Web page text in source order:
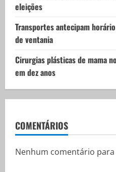
eleições
Transportes antecipam
de ventania
Cirurgias plásticas de mama
em dez anos
COMENTÁRIOS
Nenhum comentário